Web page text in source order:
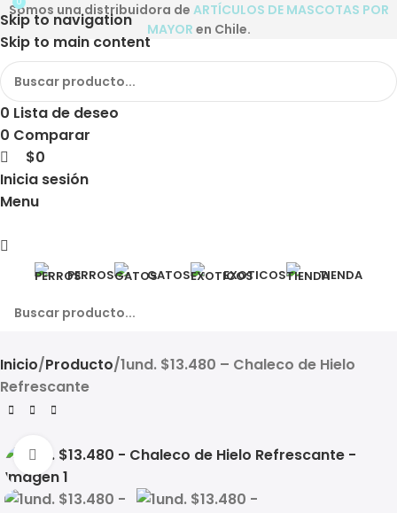
Skip to navigation
Skip to main content
Somos una distribuidora de ARTÍCULOS DE MASCOTAS POR
MAYOR en Chile.
0 Lista de deseo
0 Comparar
$0
Inicia sesión
Menu
PERROS GATOS EXOTICOS TIENDA
Inicio Producto 1und. $13.480 – Chaleco de Hielo
Refrescante
Click to enlarge